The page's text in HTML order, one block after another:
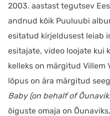
2003. aastast tegutsev
andnud kõik Puuluubi
esitatud kirjeldusest leiab
esitajate, video loojate kui
kelleks on märgitud Villem
lõpus on ära märgitud
Baby (on behalf of
õiguste omaja on